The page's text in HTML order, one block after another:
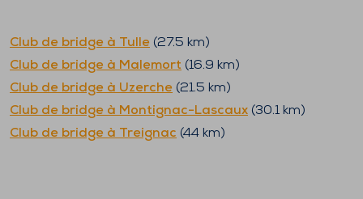
Club de bridge à Tulle (27.5 km)
Club de bridge à Malemort (16.9 km)
Club de bridge à Uzerche (21.5 km)
Club de bridge à Montignac-Lascaux (30.1 km)
Club de bridge à Treignac (44 km)